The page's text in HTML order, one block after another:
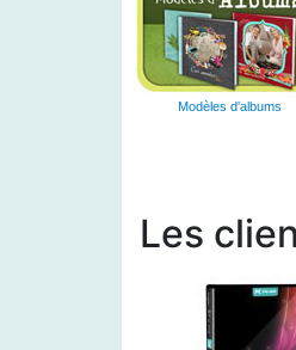
Modèles d'albums
Les